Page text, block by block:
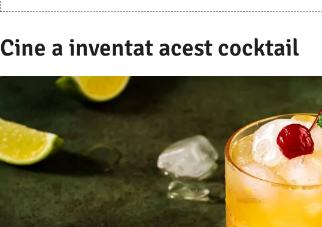
Cine a inventat acest cocktail